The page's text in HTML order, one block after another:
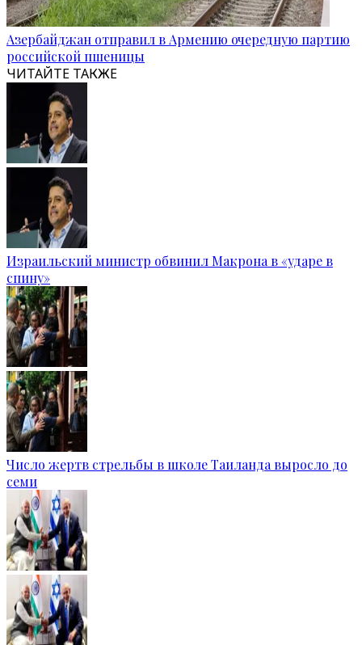
Азербайджан отправил в Армению очередную партию
российской пшеницы
ЧИТАЙТЕ ТАКЖЕ
Израильский министр обвинил Макрона в «ударе в
спину»
Число жертв стрельбы в школе Таиланда выросло до
семи